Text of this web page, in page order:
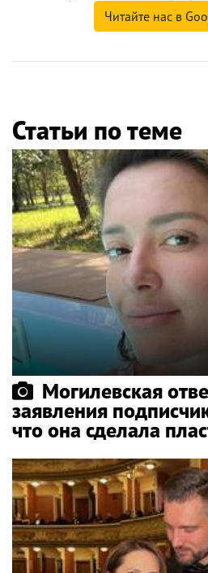
Читайте нас в
Статьи по теме
Могилевская
заявления
что она сделала